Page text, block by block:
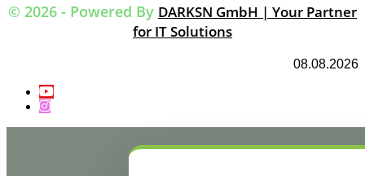
© 2026 - Powered By DARKSN GmbH | Your Partner
for IT Solutions
08.08.2026